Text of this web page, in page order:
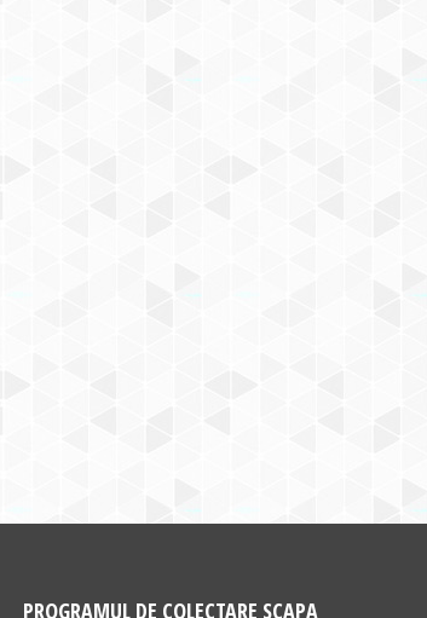
PROGRAMUL DE COLECTARE SCAPA